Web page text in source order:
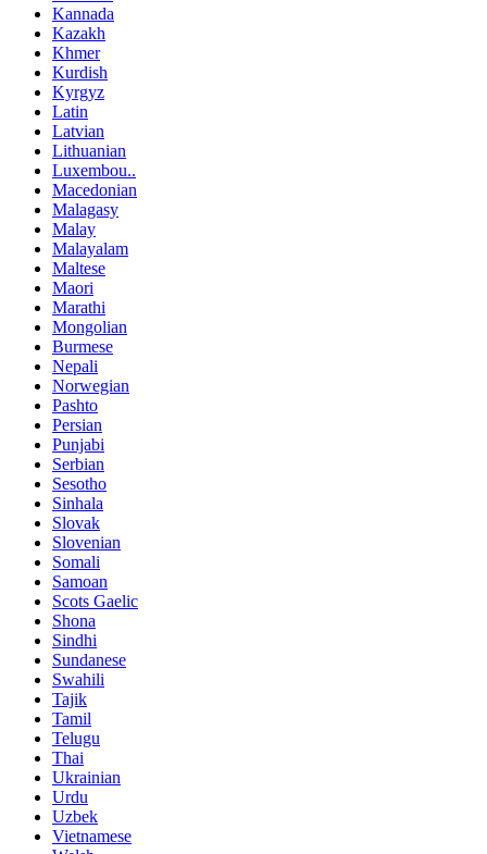
Kannada
Kazakh
Khmer
Kurdish
Kyrgyz
Latin
Latvian
Lithuanian
Luxembou..
Macedonian
Malagasy
Malay
Malayalam
Maltese
Maori
Marathi
Mongolian
Burmese
Nepali
Norwegian
Pashto
Persian
Punjabi
Serbian
Sesotho
Sinhala
Slovak
Slovenian
Somali
Samoan
Scots Gaelic
Shona
Sindhi
Sundanese
Swahili
Tajik
Tamil
Telugu
Thai
Ukrainian
Urdu
Uzbek
Vietnamese